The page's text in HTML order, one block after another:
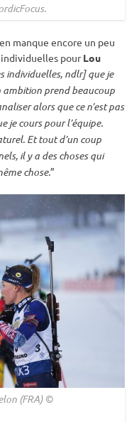
manque encore un peu
individuelles pourLou
individuelles, ndlr] que je
ambition prend beaucoup
alors que ce n’est pas
je cours pour l’équipe.
Et tout d’un coup
il y a des choses qui
chose.”
(FRA) ©